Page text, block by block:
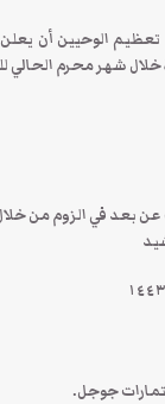
الوحيين أن
شهر محرم الحالي للسنة
عن بعد في الزوم من
جوجل.